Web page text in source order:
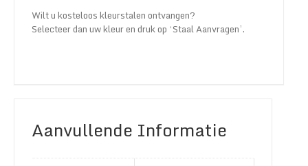
Wilt u kosteloos kleurstalen ontvangen?
Selecteer dan uw kleur en druk op ‘Staal Aanvragen’.
Aanvullende Informatie